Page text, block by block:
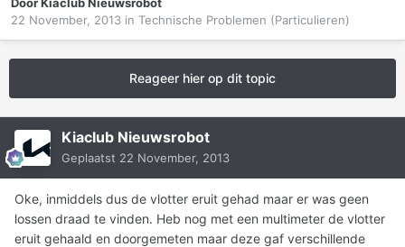
DoorKiaclub Nieuwsrobot
22 November, 2013 in Technische Problemen (Particulieren)
Reageer hier op dit topic
Kiaclub Nieuwsrobot
Geplaatst 22 November, 2013
Oke, inmiddels dus de vlotter eruit gehad maar er was geen
lossen draad te vinden. Heb nog met een multimeter de vlotter
eruit gehaald en doorgemeten maar deze gaf verschillende